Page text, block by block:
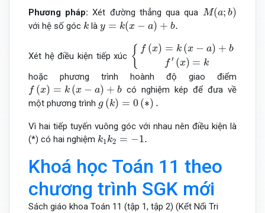
Phương pháp: Xét đường thẳng qua qua M(a; b)
M(a b)
với hệ số góc k
k là y = k(x − a) + b.
x − a
Xét hệ điều kiện tiếp xúc { f (x) = k (x − a) + b
f′ (x) = k
{f x )= k a )+ x) k
hoặc phương trình hoành độ giao điểm
f (x) = k (x − a) + b
f( x = x − a b
có nghiệm kép để đưa về
một phương trình g (k) = 0(∗) .
g (k)= ∗ )
Vì hai tiếp tuyến vuông góc với nhau nên điều kiện là
(*) có hai nghiệm k1k2 = −1.
k 1k2 =
Khoá học Toán 11 theo
chương trình SGK mới
Sách giáo khoa Toán 11 (tập 1, tập 2) (Kết Nối Tri